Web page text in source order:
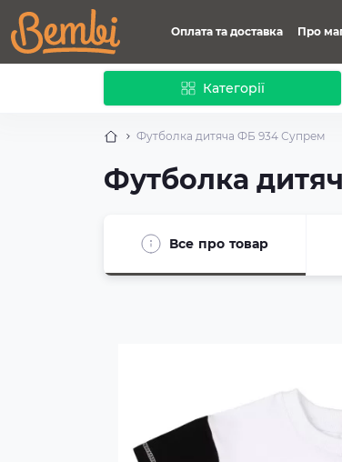
Оплата та доставка Про
Категорії
Футболка дитяча ФБ 934 Супрем
Футболка
Все про товар